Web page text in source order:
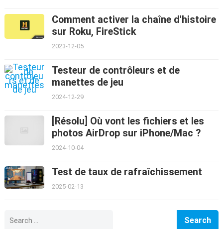
Comment activer la chaîne d'histoire
sur Roku, FireStick
2023-12-05
Testeur de contrôleurs et de
manettes de jeu
2024-12-29
[Résolu] Où vont les fichiers et les
photos AirDrop sur iPhone/Mac ?
2024-10-04
Test de taux de rafraîchissement
2025-02-13
for: